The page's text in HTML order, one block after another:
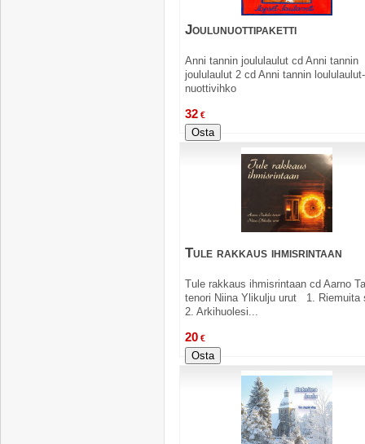
Joulunuottipaketti
Anni tannin joululaulut cd Anni tannin
joululaulut 2 cd Anni tannin loululaulut-
nuottivihko
32€
Osta
Tule rakkaus ihmisrintaan
Tule rakkaus ihmisrintaan cd Aarno
tenori Niina Ylikulju urut 1. Riemuita
2. Arkihuolesi...
20€
Osta